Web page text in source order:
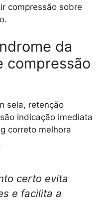
compressão sobre
da
compressão
sela, retenção
indicação imediata
correto melhora
certo evita
e facilita a